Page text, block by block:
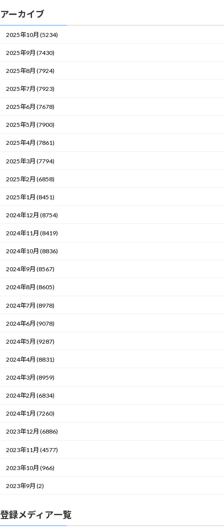
アーカイブ
2025年10月 (5234)
2025年9月 (7430)
2025年8月 (7924)
2025年7月 (7923)
2025年6月 (7678)
2025年5月 (7900)
2025年4月 (7861)
2025年3月 (7794)
2025年2月 (6858)
2025年1月 (8451)
2024年12月 (8754)
2024年11月 (8419)
2024年10月 (8836)
2024年9月 (8567)
2024年8月 (8605)
2024年7月 (8978)
2024年6月 (9078)
2024年5月 (9287)
2024年4月 (8831)
2024年3月 (8959)
2024年2月 (6834)
2024年1月 (7260)
2023年12月 (6886)
2023年11月 (4577)
2023年10月 (966)
2023年9月 (2)
登録メディア一覧